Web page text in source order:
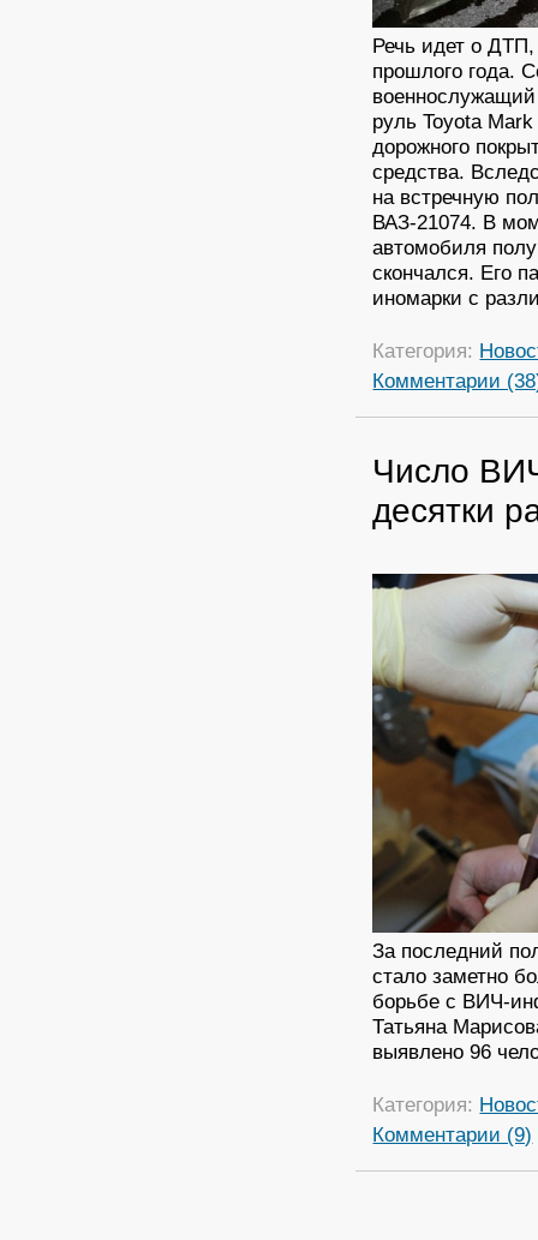
Речь идет о
прошлого года.
руль Toyota
дорожного
средства.
на встречную
ВАЗ-21074. В
автомобиля
скончался. Его
иномарки с
Категория:
Комментарии
Число
десятки
За последний
стало заметно
борьбе с ВИЧ-
Татьяна
выявлено 96
Категория:
Комментарии (9)